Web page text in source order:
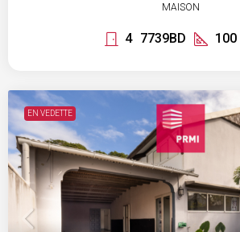
MAISON
4 7739BD 100
EN VEDETTE